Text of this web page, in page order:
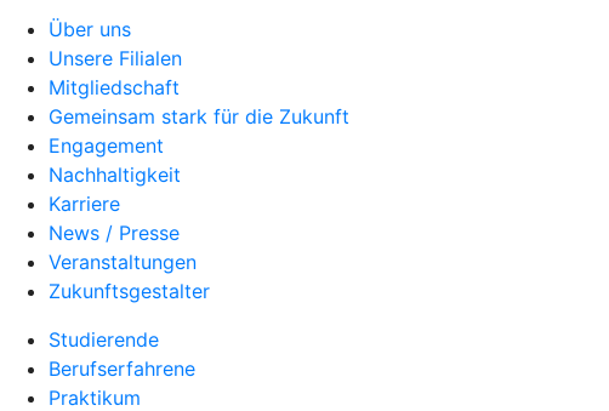
Über uns
Unsere Filialen
Mitgliedschaft
Gemeinsam stark für die Zukunft
Engagement
Nachhaltigkeit
Karriere
News / Presse
Veranstaltungen
Zukunftsgestalter
Studierende
Berufserfahrene
Praktikum